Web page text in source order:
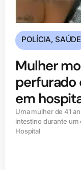
POLÍCIA,SAÚDE
Mulher
perfurado
em
Uma mulher de 41
intestino durante
Hospital